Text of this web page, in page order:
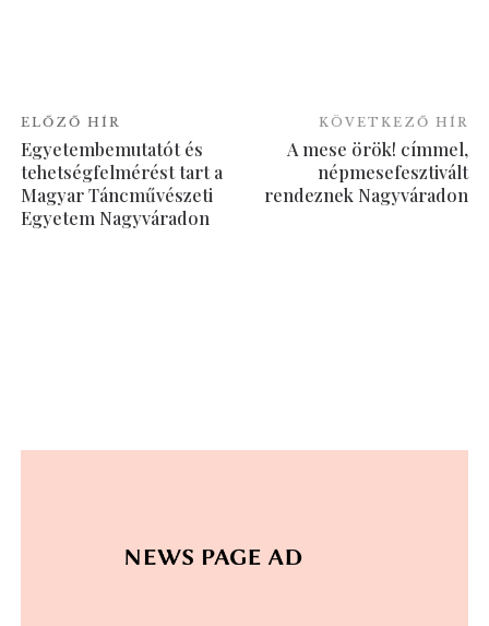
ELŐZŐ HÍR
Egyetembemutatót és
tehetségfelmérést tart a
Magyar Táncművészeti
Egyetem Nagyváradon
KÖVETKEZŐ HÍR
A mese örök! címmel,
népmesefesztivált
rendeznek Nagyváradon